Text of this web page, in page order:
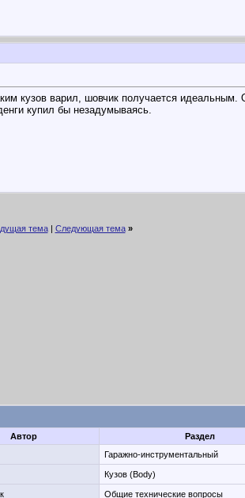
кузов варил, шовчик получается идеальным.
купил бы незадумываясь.
тема| Следующая тема »
Автор Раздел
Гаражно-инструментальный
Кузов (Body)
Общие технические вопросы